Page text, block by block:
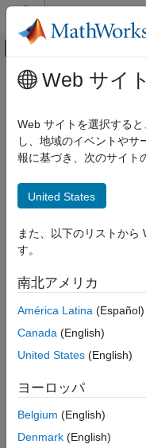
コンテンツへスキップ
オフキャン
ドキュメンテーションのホーム
Image Processing Toolbox
インポート、エクスポートおよ
項目一覧
参考
メインコンテンツ
色の表示
スクリーン ピクセル
ビット深度"を決定し
を
きるかを決定するもの
て、8、16、24 ビット
ビット深度を選択でき
ト表示モードは、最
ビット深度を使う必要
ものより一般的に推奨
イメージのグラデ
ない場合、MATLAB
グレーは、32 階
ル イメージを使用
Web サイ
Web サイトを選択する
し、地域のイベントやサ
報に基づき、次のサイト
United States
また、以下のリストから
す。
南北アメリカ
América Latina (Español)
Canada (English)
United States (English)
ヨーロッパ
Belgium (English)
Denmark (English)